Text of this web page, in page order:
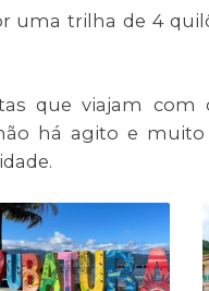
uma trilha de 4
que viajam com
há agito e